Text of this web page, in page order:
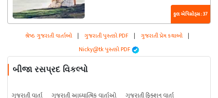
કુલ એપિસોડ્સ : 37
શ્રેષ્ઠ ગુજરાતી વાર્તાઓ | ગુજરાતી પુસ્તકો PDF | ગુજરાતી પ્રેમ કથાઓ |
Nicky@tk પુસ્તકો PDF
બીજા રસપ્રદ વિકલ્પો
ગુજરાતી વાર્તા ગુજરાતી આધ્યાત્મિક વાર્તાઓ
ગુજરાતી ફિક્શન વાર્તા